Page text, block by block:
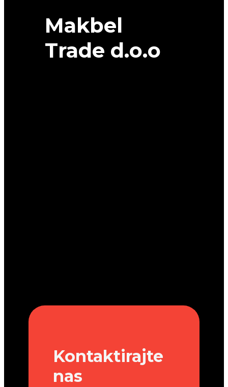
Makbel
Trade d.o.o
Kontaktirajte
nas